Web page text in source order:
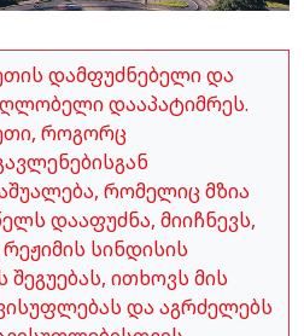
დამფუძნებელი და
დააპატიმრეს.
როგორც
რომელიც მზია
დააფუძნა, მიიჩნევს,
სინდისის
შეგუებას, ითხოვს მის
და აგრძელებს